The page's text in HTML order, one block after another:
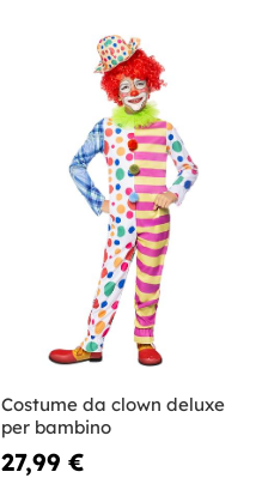
Costume da clown deluxe
per bambino
27,99 €